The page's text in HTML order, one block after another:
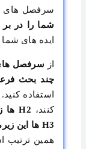
سرفصل های
شما را در بر
ایده های شما
از سرفصل
چند بحث
استفاده کنید.
کنند، H2 ها زیرموضوعات مرتبط
H3 ها این زیرموضوعات
همین ترتیب